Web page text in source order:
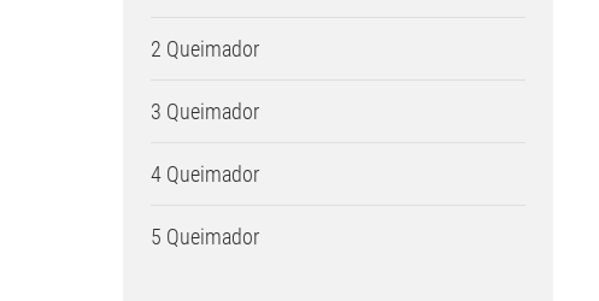
2 Queimador
3 Queimador
4 Queimador
5 Queimador